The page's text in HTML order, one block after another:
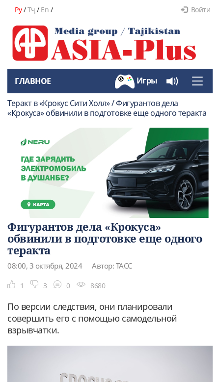
Ру/Тҷ/ En / Войти
Toggle
ГЛАВНОЕ Игры
Теракт в «Крокус Сити Холл» / Фигурантов дела
«Крокуса» обвинили в подготовке еще одного теракта
Фигурантов дела «Крокуса»
обвинили в подготовке еще одного
теракта
08:00, 3 октября, 2024 Автор: ТАСС
1 3 0 8680
По версии следствия, они планировали
совершить его с помощью самодельной
взрывчатки.